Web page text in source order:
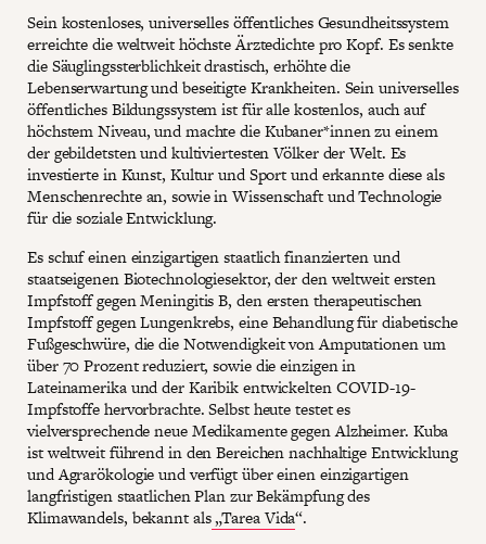
Sein kostenloses, universelles öffentliches Gesundheitssystem
erreichte die weltweit höchste Ärztedichte pro Kopf. Es senkte
die Säuglingssterblichkeit drastisch, erhöhte die
Lebenserwartung und beseitigte Krankheiten. Sein universelles
öffentliches Bildungssystem ist für alle kostenlos, auch auf
höchstem Niveau, und machte die Kubaner*innen zu einem
der gebildetsten und kultiviertesten Völker der Welt. Es
investierte in Kunst, Kultur und Sport und erkannte diese als
Menschenrechte an, sowie in Wissenschaft und Technologie
für die soziale Entwicklung.
Es schuf einen einzigartigen staatlich finanzierten und
staatseigenen Biotechnologiesektor, der den weltweit ersten
Impfstoff gegen Meningitis B, den ersten therapeutischen
Impfstoff gegen Lungenkrebs, eine Behandlung für diabetische
Fußgeschwüre, die die Notwendigkeit von Amputationen um
über 70 Prozent reduziert, sowie die einzigen in
Lateinamerika und der Karibik entwickelten COVID-19-
Impfstoffe hervorbrachte. Selbst heute testet es
vielversprechende neue Medikamente gegen Alzheimer. Kuba
ist weltweit führend in den Bereichen nachhaltige Entwicklung
und Agrarökologie und verfügt über einen einzigartigen
langfristigen staatlichen Plan zur Bekämpfung des
Klimawandels, bekannt als„Tarea Vida“.